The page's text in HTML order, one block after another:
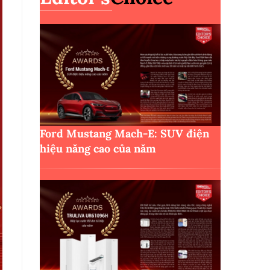
Ford Mustang Mach-E: SUV điện
hiệu năng cao của năm